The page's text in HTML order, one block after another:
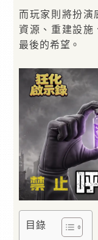
而玩家則將扮演
資源、重建設施
最後的希望。
目錄